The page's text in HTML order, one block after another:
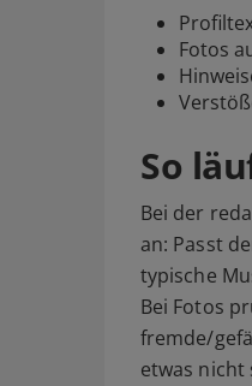
Fotos
So
Bei der
an: Passt
typische
Bei Fotos
fremde/
etwas nicht